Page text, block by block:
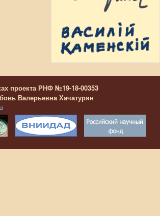
проекта РНФ №19-18-00353
Валерьевна Хачатурян